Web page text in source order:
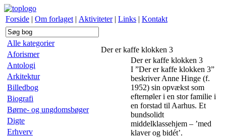
Forside | Om forlaget | Aktiviteter | Links | Kontakt
Alle kategorier
Aforismer
Antologi
Arkitektur
Billedbog
Biografi
Børne- og ungdomsbøger
Digte
Erhverv
Der er kaffe klokken 3
Der er kaffe klokken 3
I ”Der er kaffe klokken 3”
beskriver Anne Hinge (f.
1952) sin opvækst som
efternøler i en stor familie i
en forstad til Aarhus. Et
bundsolidt
middelklassehjem – ’med
klaver og bidét’.